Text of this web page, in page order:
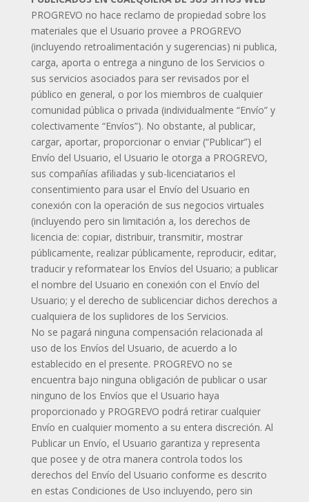
PROGREVO no hace reclamo de propiedad sobre los
materiales que el Usuario provee a PROGREVO
(incluyendo retroalimentación y sugerencias) ni publica,
carga, aporta o entrega a ninguno de los Servicios o
sus servicios asociados para ser revisados por el
público en general, o por los miembros de cualquier
comunidad pública o privada (individualmente “Envío” y
colectivamente “Envíos”). No obstante, al publicar,
cargar, aportar, proporcionar o enviar (“Publicar”) el
Envío del Usuario, el Usuario le otorga a PROGREVO,
sus compañías afiliadas y sub-licenciatarios el
consentimiento para usar el Envío del Usuario en
conexión con la operación de sus negocios virtuales
(incluyendo pero sin limitación a, los derechos de
licencia de: copiar, distribuir, transmitir, mostrar
públicamente, realizar públicamente, reproducir, editar,
traducir y reformatear los Envíos del Usuario; a publicar
el nombre del Usuario en conexión con el Envío del
Usuario; y el derecho de sublicenciar dichos derechos a
cualquiera de los suplidores de los Servicios.
No se pagará ninguna compensación relacionada al
uso de los Envíos del Usuario, de acuerdo a lo
establecido en el presente. PROGREVO no se
encuentra bajo ninguna obligación de publicar o usar
ninguno de los Envíos que el Usuario haya
proporcionado y PROGREVO podrá retirar cualquier
Envío en cualquier momento a su entera discreción. Al
Publicar un Envío, el Usuario garantiza y representa
que posee y de otra manera controla todos los
derechos del Envío del Usuario conforme es descrito
en estas Condiciones de Uso incluyendo, pero sin